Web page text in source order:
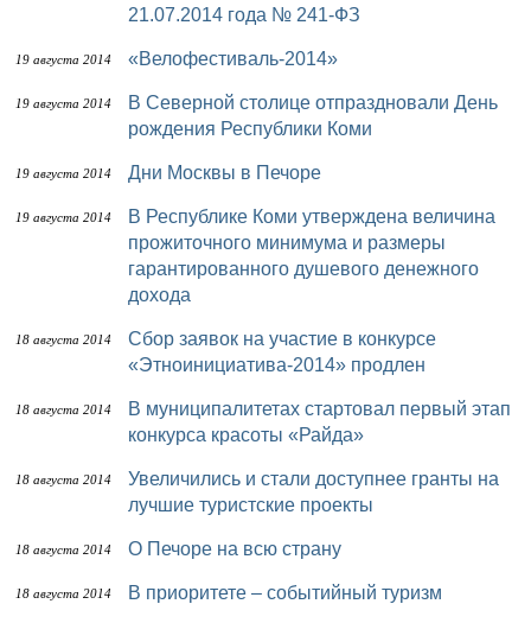
21.07.2014 года № 241-ФЗ
19 августа 2014 «Велофестиваль-2014»
19 августа 2014
В Северной столице отпраздновали День
рождения Республики Коми
19 августа 2014 Дни Москвы в Печоре
19 августа 2014
В Республике Коми утверждена величина
прожиточного минимума и размеры
гарантированного душевого денежного
дохода
18 августа 2014
Сбор заявок на участие в конкурсе
«Этноинициатива-2014» продлен
18 августа 2014
В муниципалитетах стартовал первый этап
конкурса красоты «Райда»
18 августа 2014
Увеличились и стали доступнее гранты на
лучшие туристские проекты
18 августа 2014 О Печоре на всю страну
18 августа 2014 В приоритете – событийный туризм